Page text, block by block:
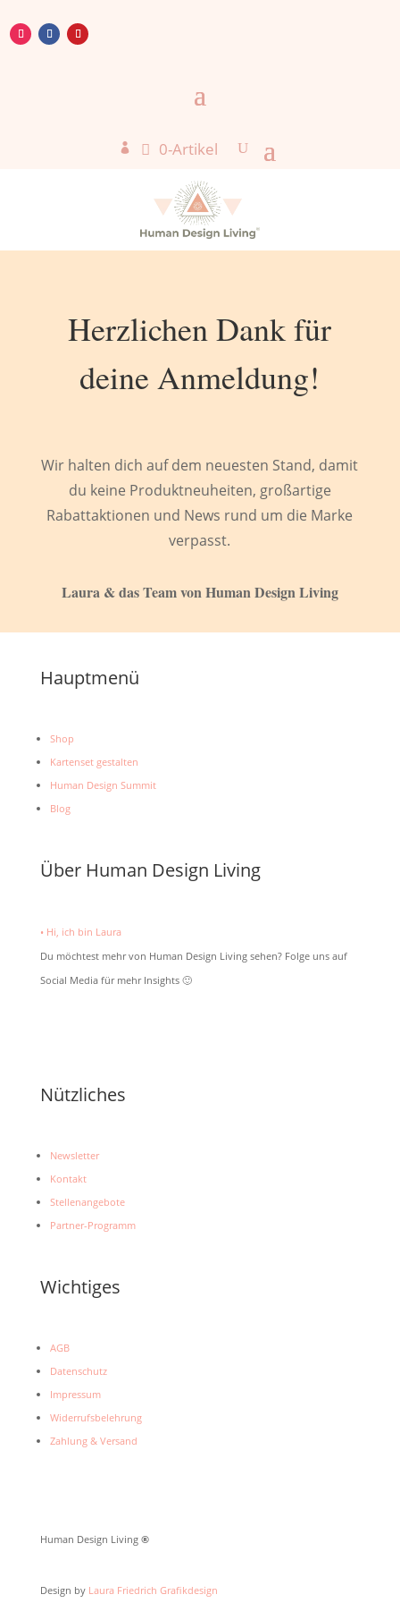
 0-Artikel
Herzlichen Dank für
deine Anmeldung!
Wir halten dich auf dem neuesten Stand, damit
du keine Produktneuheiten, großartige
Rabattaktionen und News rund um die Marke
verpasst.
Laura & das Team von Human Design Living
Hauptmenü
Shop
Kartenset gestalten
Human Design Summit
Blog
Über Human Design Living
• Hi, ich bin Laura
Du möchtest mehr von Human Design Living sehen? Folge uns auf
Social Media für mehr Insights 🙂
Nützliches
Newsletter
Kontakt
Stellenangebote
Partner-Programm
Wichtiges
AGB
Datenschutz
Impressum
Widerrufsbelehrung
Zahlung & Versand
Human Design Living ®
Design by Laura Friedrich Grafikdesign